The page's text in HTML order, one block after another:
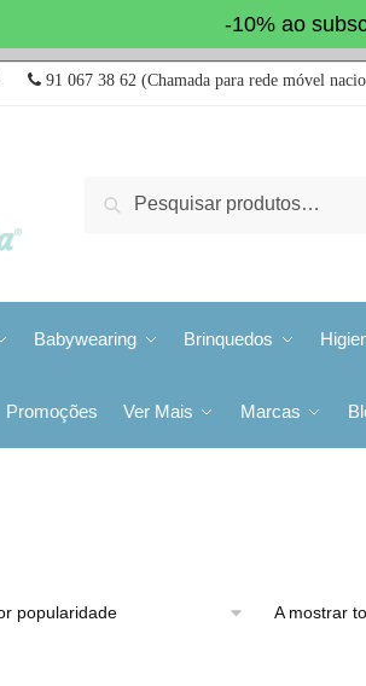
-10% ao
91 067 38 62 (Chamada para rede móvel
Pesquisa
Babywearing Brinquedos
Promoções Ver Mais Marcas
A mostrar